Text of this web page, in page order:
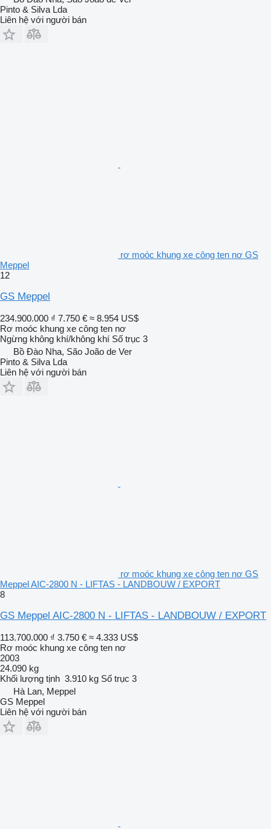
Pinto & Silva Lda
Liên hệ với người bán
rơ moóc khung xe công ten nơ GS
Meppel
12
GS Meppel
234.900.000 ₫ 7.750 € ≈ 8.954 US$
Rơ moóc khung xe công ten nơ
Ngừng không khí/không khí Số trục 3
Bồ Đào Nha, São João de Ver
Pinto & Silva Lda
Liên hệ với người bán
rơ moóc khung xe công ten nơ GS
Meppel AIC-2800 N - LIFTAS - LANDBOUW / EXPORT
8
GS Meppel AIC-2800 N - LIFTAS - LANDBOUW / EXPORT
113.700.000 ₫ 3.750 € ≈ 4.333 US$
Rơ moóc khung xe công ten nơ
2003
24.090 kg
Khối lượng tịnh 3.910 kg Số trục 3
Hà Lan, Meppel
GS Meppel
Liên hệ với người bán